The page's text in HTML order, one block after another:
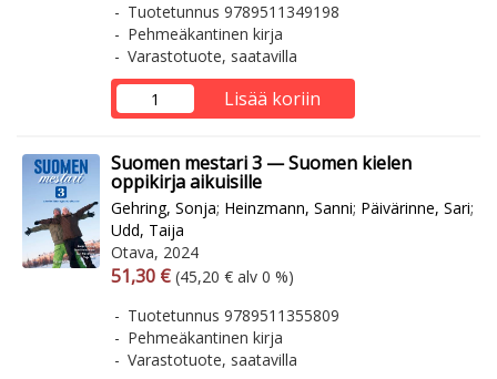
Tuotetunnus 9789511349198
Pehmeäkantinen kirja
Varastotuote, saatavilla
Lisää koriin
Suomen mestari 3 — Suomen kielen
oppikirja aikuisille
Gehring, Sonja; Heinzmann, Sanni; Päivärinne, Sari;
Udd, Taija
Otava, 2024
Arvonlisäverollinen hinta
51,30 € Arvonlisäveroton hinta
(45,20 € alv 0 %)
Tuotetunnus 9789511355809
Pehmeäkantinen kirja
Varastotuote, saatavilla